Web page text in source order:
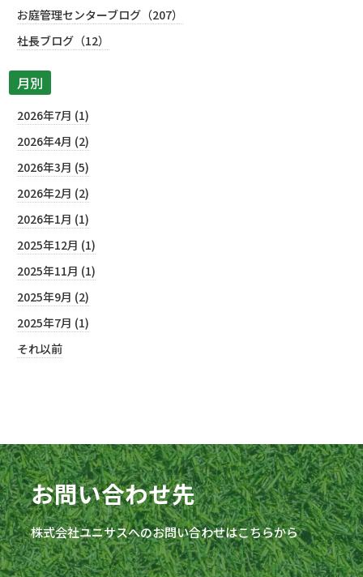
お庭管理センターブログ（207）
社長ブログ（12）
月別
2026年7月 (1)
2026年4月 (2)
2026年3月 (5)
2026年2月 (2)
2026年1月 (1)
2025年12月 (1)
2025年11月 (1)
2025年9月 (2)
2025年7月 (1)
それ以前
お問い合わせ先
株式会社ユニサスへのお問い合わせはこちらから